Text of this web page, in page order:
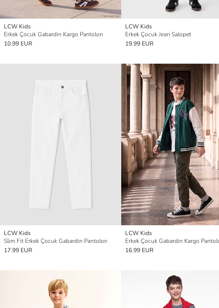
LCW Kids
Erkek Çocuk Gabardin Kargo Pantolon
10.99 EUR
LCW Kids
Erkek Çocuk Jean Salopet
19.99 EUR
LCW Kids
Slim Fit Erkek Çocuk Gabardin Pantolon
17.99 EUR
LCW Kids
Erkek Çocuk Gabardin Kargo
16.99 EUR